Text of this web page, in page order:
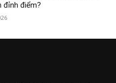
đỉnh điểm?